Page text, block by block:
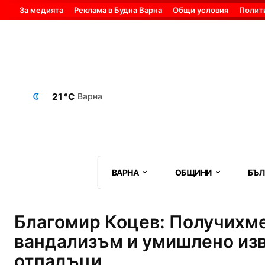
За медията Реклама в Будна Варна Общи условия
21 °C Варна
ВАРНА ОБЩИНИ
Благомир Коцев:
вандализъм и умишлено
отпадъци